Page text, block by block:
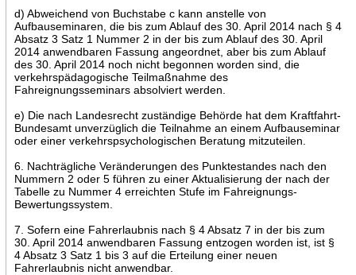
d) Abweichend von Buchstabe c kann anstelle von
Aufbauseminaren, die bis zum Ablauf des 30. April 2014 nach § 4
Absatz 3 Satz 1 Nummer 2 in der bis zum Ablauf des 30. April
2014 anwendbaren Fassung angeordnet, aber bis zum Ablauf
des 30. April 2014 noch nicht begonnen worden sind, die
verkehrspädagogische Teilmaßnahme des
Fahreignungsseminars absolviert werden.
e) Die nach Landesrecht zuständige Behörde hat dem Kraftfahrt-
Bundesamt unverzüglich die Teilnahme an einem Aufbauseminar
oder einer verkehrspsychologischen Beratung mitzuteilen.
6. Nachträgliche Veränderungen des Punktestandes nach den
Nummern 2 oder 5 führen zu einer Aktualisierung der nach der
Tabelle zu Nummer 4 erreichten Stufe im Fahreignungs-
Bewertungssystem.
7. Sofern eine Fahrerlaubnis nach § 4 Absatz 7 in der bis zum
30. April 2014 anwendbaren Fassung entzogen worden ist, ist §
4 Absatz 3 Satz 1 bis 3 auf die Erteilung einer neuen
Fahrerlaubnis nicht anwendbar.